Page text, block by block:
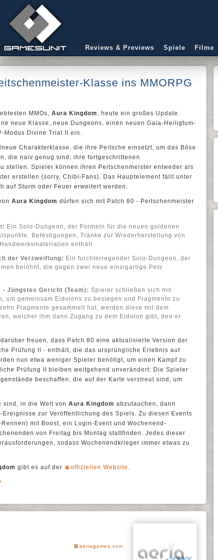
Reviews & Previews Spiele Filme
Klasse ins MMORPG
MMOs, Aura Kingdom , heute ein großes Update.
neue Klasse, neue Dungeons, einen neuen Gaia-Heiligtum-
Modus Divine Trial II ein.
Charakterklasse, die ihre Peitsche einsetzt, um das Böse
die naiv genug sind, ihre fortgeschrittenen
stellen. Spieler können ihren Peitschenmeister entweder als
erstellen (sorry, Chibi-Fans). Das Hauptelement fällt unter
auf Sturm oder Feuer erweitert werden.
Aura Kingdom dürfen sich mit Patch 80 - Peitschenmeister
Ein Solo-Dungeon, der Formeln für die neuen goldenen
Befestigungen, Tränke zur Wiederherstellung von
enthält.
der Verzweiflung: Ein furchterregender Solo-Dungeon, der
belohnt, die gegen zwei neue einzigartige Pets
Jüngstes Gericht (Team): Spieler schließen sich mit
um gemeinsam Eidolons zu besiegen und Fragmente zu
Fragmente gesammelt hat, werden diese mit dem
welcher ihm dann Zugang zu dem Eidolon gibt, den er
freuen, dass Patch 80 eine aktualisierte Version der
Prüfung II - enthält, die das ursprüngliche Erlebnis auf
nun etwa weniger Spieler benötigt, um einen Kampf zu
Prüfung II bleiben weitgehend unverändert: Die Spieler
beschaffen, die auf der Karte verstreut sind, um
sind, in die Welt von Aura Kingdom abzutauchen, dann
zur Veröffentlichung des Spiels. Zu diesen Events
mit Boost, ein Login-Event und Wochenend-
von Freitag bis Montag stattfinden. Jedes dieser
sodass Wochenendkrieger immer etwas zu
gibt es auf der offiziellen Website .
aeriagames.com